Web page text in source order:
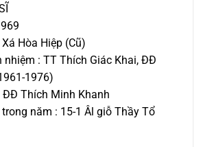
Hòa Hiệp (Cũ)
nhiệm : TT Thích Giác Khai, ĐĐ
1976)
ĐĐ Thích Minh Khanh
năm : 15-1 Âl giỗ Thầy Tổ